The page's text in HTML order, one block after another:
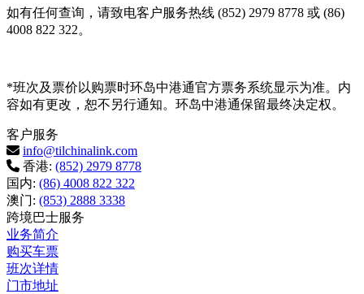
如有任何查询，请致电客户服务热线 (852) 2979 8778 或 (86)
4008 822 322。
*班次及票价以购票时环岛中港通官方票务系统显示为准。内
容如有更改，恕不另行通知。环岛中港通保留最终决定权。
客户服务
info@tilchinalink.com
香港: (852) 2979 8778
国内: (86) 4008 822 322
澳门: (853) 2888 3338
跨境巴士服务
业务简介
购买车票
班次详情
门市地址